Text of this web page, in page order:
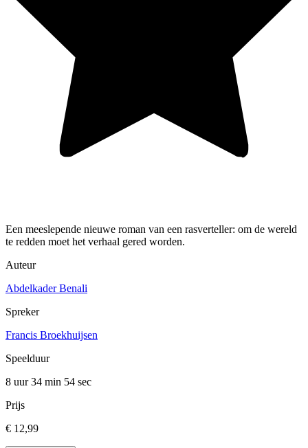
Een meeslepende nieuwe roman van een rasverteller: om de wereld
te redden moet het verhaal gered worden.
Auteur
Abdelkader Benali
Spreker
Francis Broekhuijsen
Speelduur
8 uur 34 min 54 sec
Prijs
€ 12,99